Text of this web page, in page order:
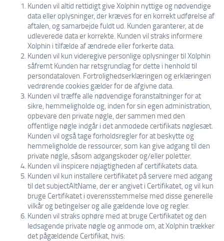
Kunden vil altid rettidigt give Xolphin nyttige og nødvendige
data eller oplysninger, der kræves for en korrekt udførelse af
aftalen, og samarbejde fuldt ud. Kunden garanterer, at de
udleverede data er korrekte. Kunden vil straks informere
Xolphin i tilfælde af ændrede eller forkerte data.
Kunden vil kun videregive personlige oplysninger til Xolphin
såfremt Kunden har retsgrundlag for dette i henhold til
persondataloven. Fortrolighedserklæringen og erklæringen
vedrørende cookies gælder for de afgivne data.
Kunden vil træffe alle nødvendige foranstaltninger for at
sikre, hemmeligholde og, inden for sin egen administration,
opbevare den private nøgle, der sammen med den
offentlige nøgle indgår i det anmodede certifikats nøglesæt.
Kunden vil også tage forholdsregler for at beskytte og
hemmeligholde de ressourcer, som kan give adgang til den
private nøgle, såsom adgangskoder og/eller poletter.
Kunden vil inspicere nøjagtigheden af certifikatets data.
Kunden vil kun installere certifikatet på servere med adgang
til det subjectAltName, der er angivet i Certifikatet, og vil kun
bruge Certifikatet i overensstemmelse med disse generelle
vilkår og betingelser og alle gældende love og regler.
Kunden vil straks ophøre med at bruge Certifikatet og den
ledsagende private nøgle og anmode om, at Xolphin trækker
det pågældende Certifikat, hvis: